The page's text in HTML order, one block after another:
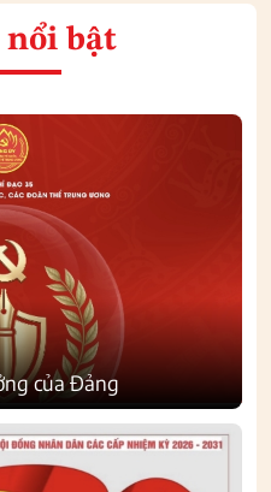
nổi bật
của Đảng